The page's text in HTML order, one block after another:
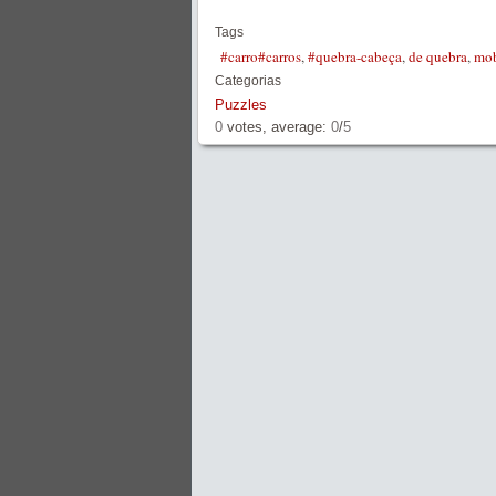
Tags
#carro#carros,#quebra-cabeça,de quebra,
Categorias
Puzzles
0 votes, average: 0/5